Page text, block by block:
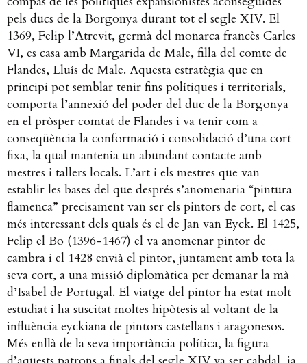
pels ducs de la Borgonya durant tot el segle XIV. El
1369, Felip l’Atrevit, germà del monarca francès Carles
VI, es casa amb Margarida de Male, filla del comte de
Flandes, Lluís de Male. Aquesta estratègia que en
principi pot semblar tenir fins polítiques i territorials,
comporta l’annexió del poder del duc de la Borgonya
en el pròsper comtat de Flandes i va tenir com a
conseqüència la conformació i consolidació d’una cort
fixa, la qual mantenia un abundant contacte amb
mestres i tallers locals. L’art i els mestres que van
establir les bases del que després s’anomenaria “pintura
flamenca” precisament van ser els pintors de cort, el cas
més interessant dels quals és el de Jan van Eyck. El 1425,
Felip el Bo (1396-1467) el va anomenar pintor de
cambra i el 1428 envià el pintor, juntament amb tota la
seva cort, a una missió diplomàtica per demanar la mà
d’Isabel de Portugal. El viatge del pintor ha estat molt
estudiat i ha suscitat moltes hipòtesis al voltant de la
influència eyckiana de pintors castellans i aragonesos.
Més enllà de la seva importància política, la figura